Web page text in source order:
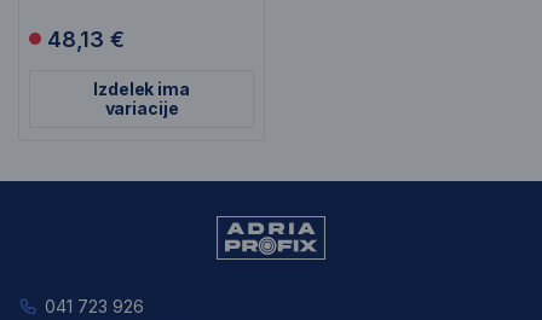
48,13 €
Izdelek ima
variacije
041 723 926